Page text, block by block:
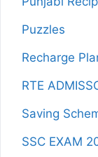
Puzzles
Recharge
RTE
Saving
SSC EXAM